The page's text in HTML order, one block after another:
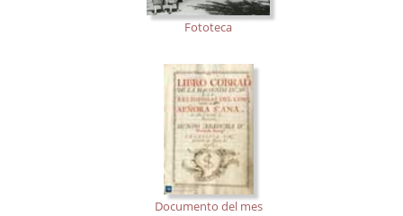
Fototeca
Documento del mes